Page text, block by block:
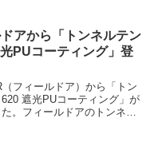
としても、ソロ用としても
インチサイズです。詳細をレ
。
アから「トンネルテン
光PUコーティング」登
（フィールドア）から「トン
遮光PUコーティング」が
。フィールドアのトンネル